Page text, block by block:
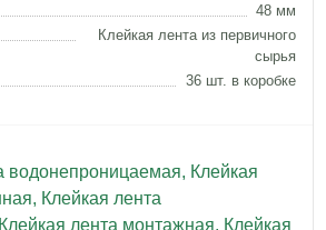
48 мм
Клейкая лента из первичного
сырья
36 шт. в коробке
водонепроницаемая, Клейкая
, Клейкая лента
Клейкая лента монтажная, Клейкая